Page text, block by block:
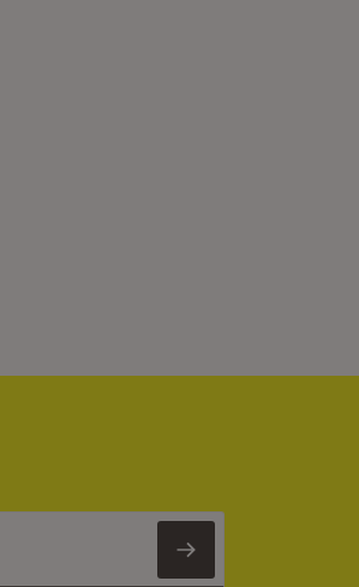
Newsletter